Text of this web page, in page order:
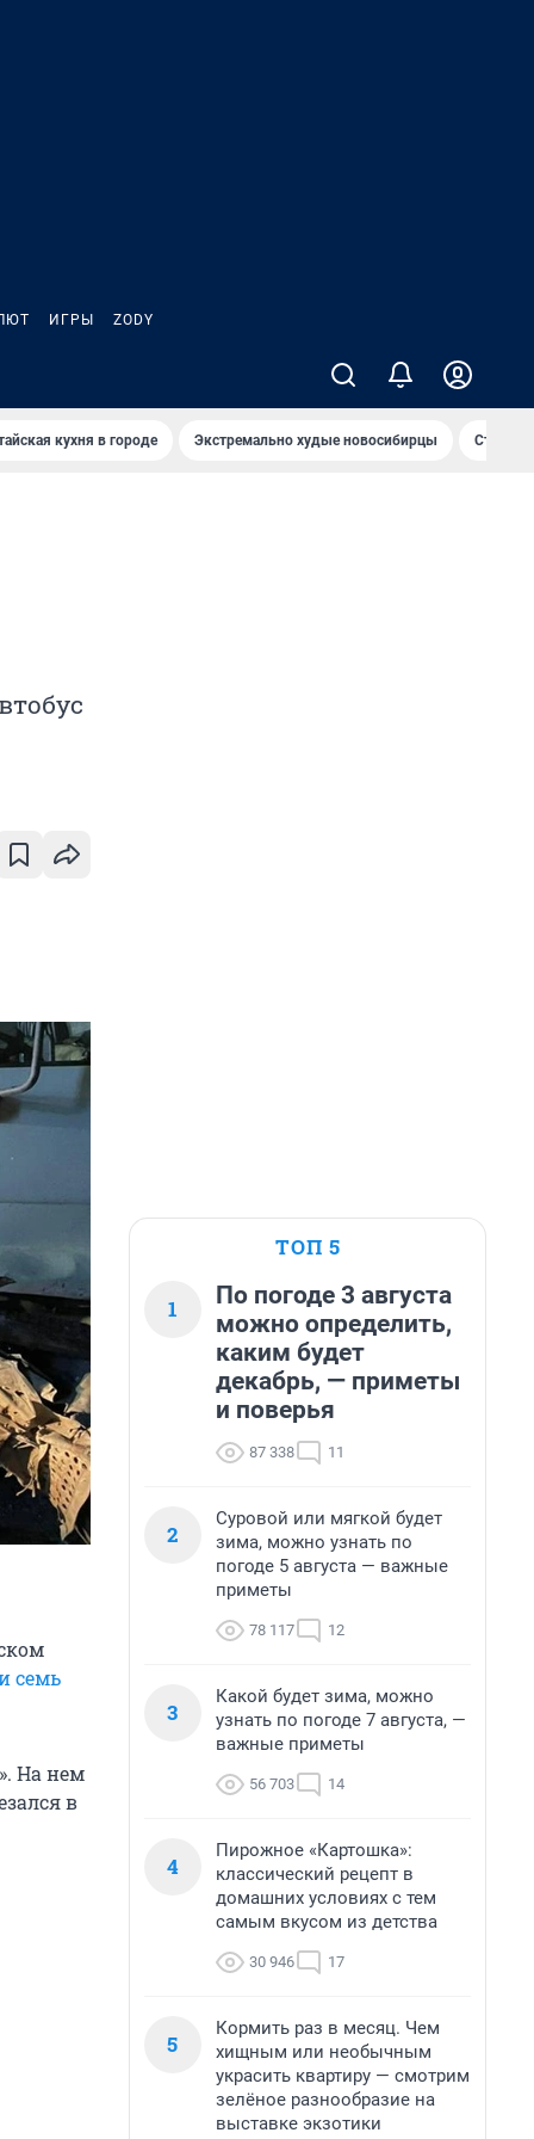
ИГРЫ ZODY
кухня в городе Экстремально худые новосибирцы Старт
семь
На нем
в
ТОП 5
1
По погоде 3 августа
можно определить,
каким будет
декабрь, — приметы
и поверья
87 338 11
2
Суровой или мягкой будет
зима, можно узнать по
погоде 5 августа — важные
приметы
78 117 12
3
Какой будет зима, можно
узнать по погоде 7 августа, —
важные приметы
56 703 14
4
Пирожное «Картошка»:
классический рецепт в
домашних условиях с тем
самым вкусом из детства
30 946 17
5
Кормить раз в месяц. Чем
хищным или необычным
украсить квартиру — смотрим
зелёное разнообразие на
выставке экзотики